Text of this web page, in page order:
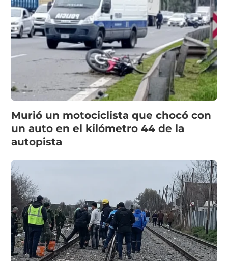
Murió un motociclista que chocó con
un auto en el kilómetro 44 de la
autopista